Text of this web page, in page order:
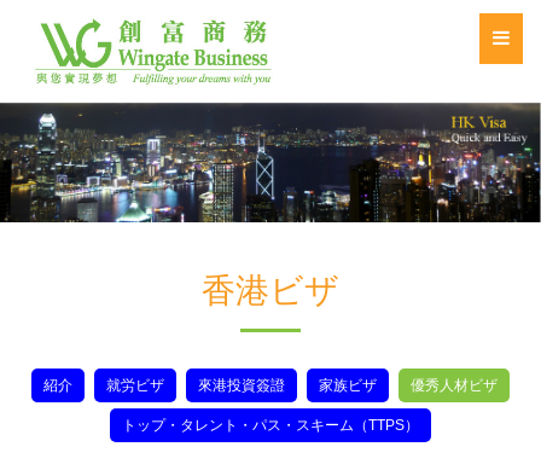
香港ビザ
紹介 就労ビザ 來港投資簽證 家族ビザ 優秀人材ビザ
トップ・タレント・パス・スキーム（TTPS）